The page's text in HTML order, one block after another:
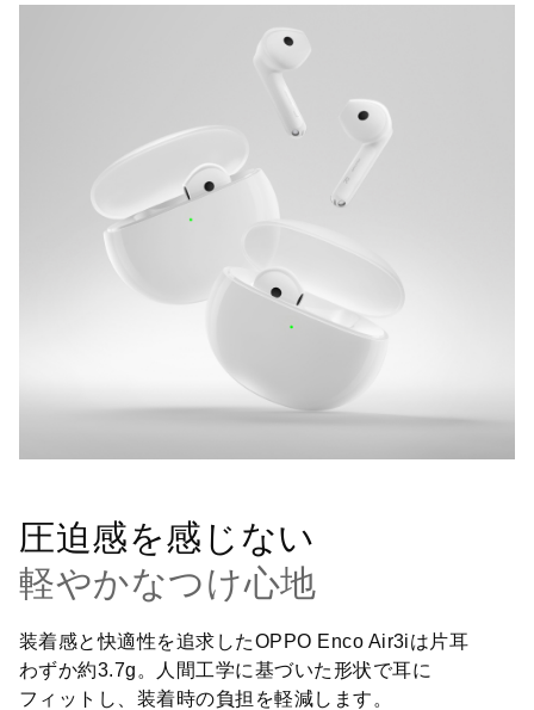
圧迫感を感じない
軽やかなつけ心地
装着感と快適性を追求したOPPO Enco Air3iは片耳
わずか約3.7g。人間工学に基づいた形状で耳に
フィットし、装着時の負担を軽減します。